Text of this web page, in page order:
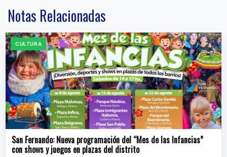
Notas Relacionadas
CULTURA
San Fernando: Nueva programación del “Mes de las Infancias”
con shows y juegos en plazas del distrito